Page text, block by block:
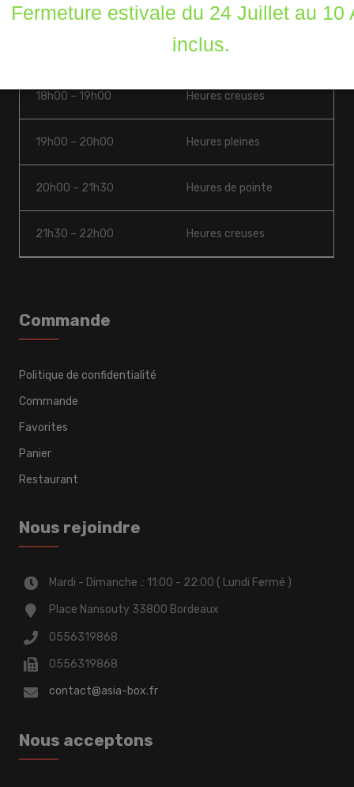
18h00 – 19h00 Heures creuses
19h00 – 20h00 Heures pleines
20h00 – 21h30 Heures de pointe
21h30 – 22h00 Heures creuses
Commande
Politique de confidentialité
Commande
Favorites
Panier
Restaurant
Nous rejoindre
Mardi - Dimanche .: 11:00 - 22:00 ( Lundi Fermé )
Place Nansouty 33800 Bordeaux
0556319868
0556319868
contact@asia-box.fr
Nous acceptons
Fermeture estivale du 24 Juillet au 10
inclus.